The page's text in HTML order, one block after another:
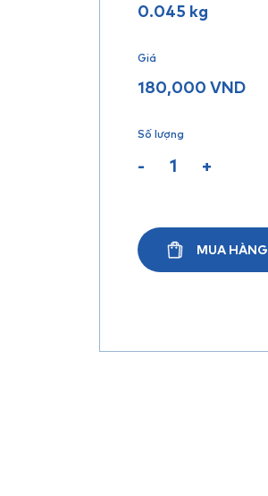
0.045 kg
Giá
180,000 VND
Số lượng
- +
MUA HÀNG